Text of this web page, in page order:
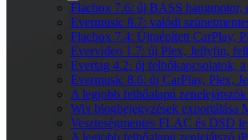
Flacbox 7.6: új BASS hangmotor,
Evermusic 8.7: valódi
Flacbox 7.4: Újraépített CarPlay,
Evervideo 1.7: új Plex, Jellyfin,
Evertag 4.2: új felhőkapcsolatok,
Evermusic 8.6: új CarPlay, Plex,
A legjobb felhőalapú
Wix blogbejegyzések exportálása
Veszteségmentes FLAC és DSD
A legjobb felhőalapú zenlejátszó